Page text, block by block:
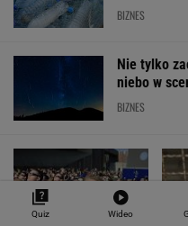
BIZNES
Nie tylko
niebo w
BIZNES
Quiz Wideo